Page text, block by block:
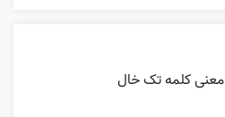
معنی کلمه تک خال